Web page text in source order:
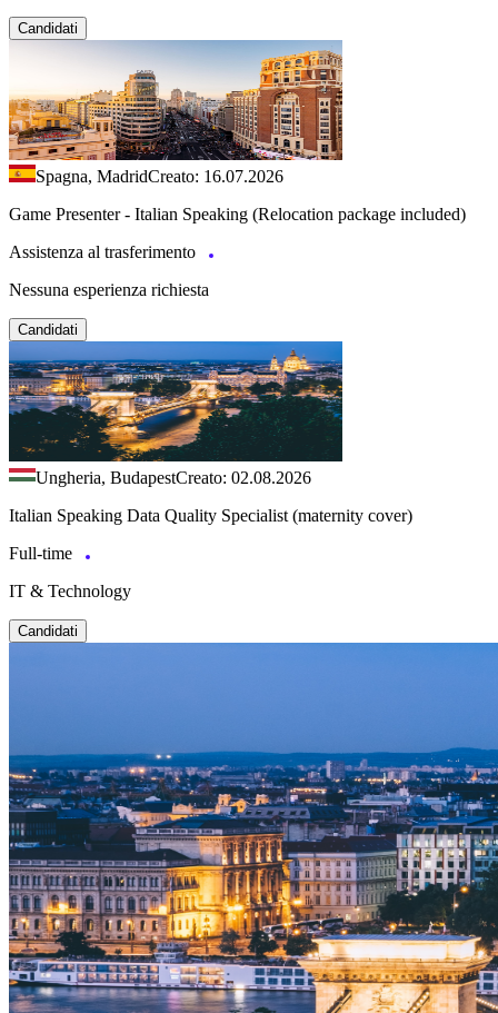
Candidati
Spagna, MadridCreato: 16.07.2026
Game Presenter - Italian Speaking (Relocation package included)
Assistenza al trasferimento
Nessuna esperienza richiesta
Candidati
Ungheria, BudapestCreato: 02.08.2026
Italian Speaking Data Quality Specialist (maternity cover)
Full-time
IT & Technology
Candidati